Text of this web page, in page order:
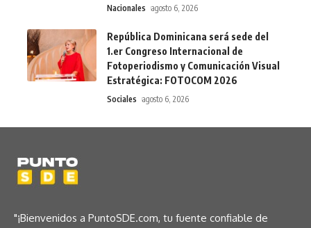
Nacionales agosto 6, 2026
República Dominicana será sede del
1.er Congreso Internacional de
Fotoperiodismo y Comunicación Visual
Estratégica: FOTOCOM 2026
Sociales agosto 6, 2026
"¡Bienvenidos a PuntoSDE.com, tu fuente confiable de